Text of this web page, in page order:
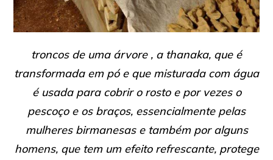
troncos de uma árvore , a thanaka, que é
transformada em pó e que misturada com água
é usada para cobrir o rosto e por vezes o
pescoço e os braços, essencialmente pelas
mulheres birmanesas e também por alguns
homens, que tem um efeito refrescante, protege